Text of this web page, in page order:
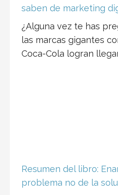
saben de marketing
¿Alguna vez te has
las marcas gigantes
Coca-Cola logran
Resumen del libro:
problema no de la